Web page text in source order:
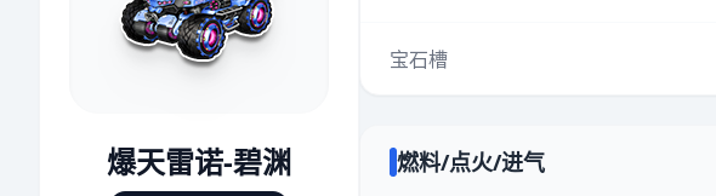
爆天雷诺-碧渊
宝石槽
燃料/点火/进气
速度 5.0分
对抗